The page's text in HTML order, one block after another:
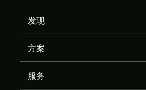
发现
方案
服务